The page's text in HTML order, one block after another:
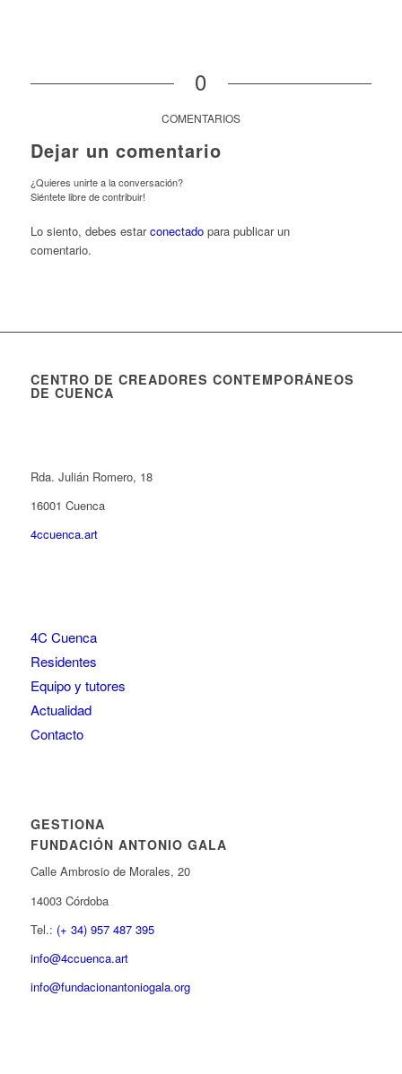
0
COMENTARIOS
Dejar un comentario
¿Quieres unirte a la conversación?
Siéntete libre de contribuir!
Lo siento, debes estarconectadopara publicar un
comentario.
CENTRO DE CREADORES CONTEMPORÁNEOS
DE CUENCA
Rda. Julián Romero, 18
16001 Cuenca
4ccuenca.art
4C Cuenca
Residentes
Equipo y tutores
Actualidad
Contacto
GESTIONA
FUNDACIÓN ANTONIO GALA
Calle Ambrosio de Morales, 20
14003 Córdoba
Tel.: (+ 34) 957 487 395
info@4ccuenca.art
info@fundacionantoniogala.org